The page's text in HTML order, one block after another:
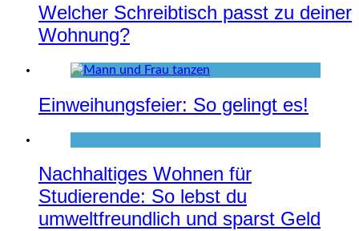
Welcher Schreibtisch passt zu deiner
Wohnung?
Einweihungsfeier: So gelingt es!
Nachhaltiges Wohnen für
Studierende: So lebst du
umweltfreundlich und sparst Geld